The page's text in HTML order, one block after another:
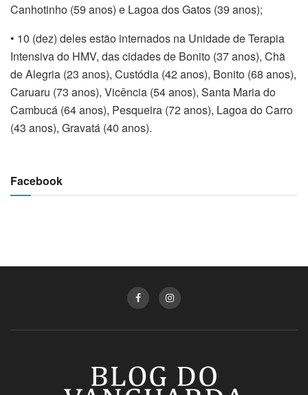
Canhotinho (59 anos) e Lagoa dos Gatos (39 anos);
• 10 (dez) deles estão internados na Unidade de Terapia
Intensiva do HMV, das cidades de Bonito (37 anos), Chã
de Alegria (23 anos), Custódia (42 anos), Bonito (68 anos),
Caruaru (73 anos), Vicência (54 anos), Santa Maria do
Cambucá (64 anos), Pesqueira (72 anos), Lagoa do Carro
(43 anos), Gravatá (40 anos).
Facebook